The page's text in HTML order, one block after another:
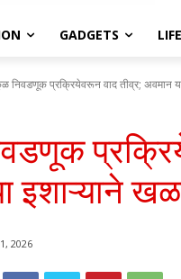
GADGETS
निवडणूक प्रक्रियेवरून वाद तीव्र; अवमान
इशाऱ्याने
2026